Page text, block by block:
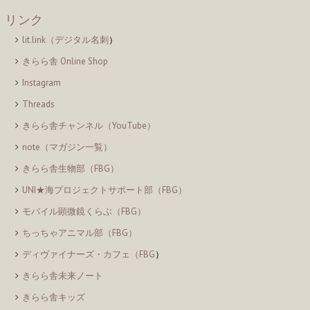
リンク
lit.link（デジタル名刺）
きらら舎 Online Shop
Instagram
Threads
きらら舎チャンネル（YouTube）
note（マガジン一覧）
きらら舎生物部（FBG）
UNI★海プロジェクトサポート部（FBG）
モバイル顕微鏡くらぶ（FBG）
ちっちゃアニマル部（FBG）
ディヴァイナーズ・カフェ（FBG）
きらら舎未来ノート
きらら舎キッズ